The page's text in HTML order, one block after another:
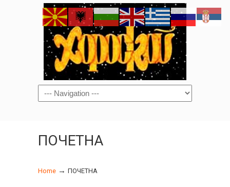
Navigation
ПОЧЕТНА
Home → ПОЧЕТНА